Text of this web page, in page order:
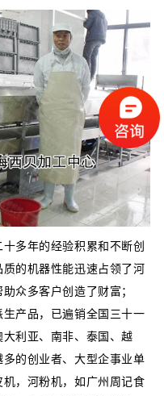
多年的经验积累和不断创
的机器性能迅速占领了河
众多客户创造了财富；
产品，已遍销全国三十一
利亚、南非、泰国、越
的创业者、大型企事业单
，河粉机，如广州周记食